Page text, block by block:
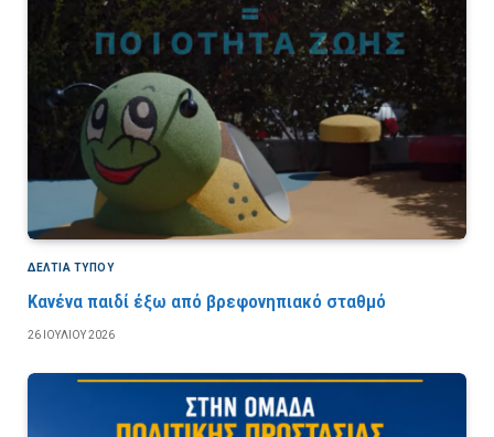
ΔΕΛΤΙΑ ΤΥΠΟΥ
Κανένα παιδί έξω από βρεφονηπιακό σταθμό
26 ΙΟΥΛΊΟΥ 2026